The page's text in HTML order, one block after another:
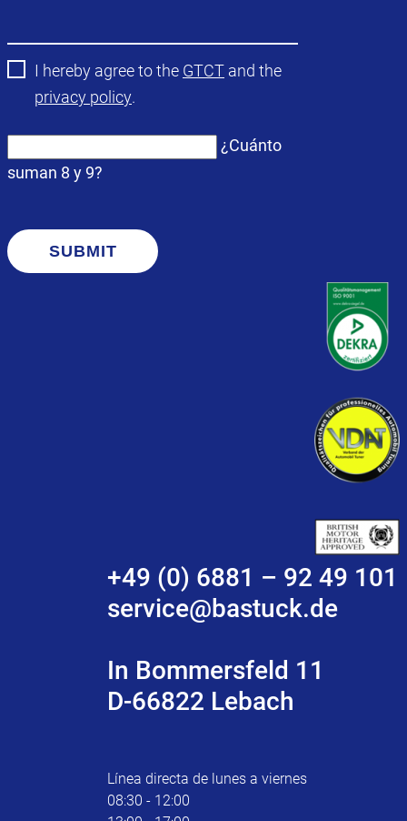
I hereby agree to the GTCT and the
privacy policy.
¿Cuánto
suman 8 y 9?
SUBMIT
+49 (0) 6881 – 92 49 101
service@bastuck.de
In Bommersfeld 11
D-66822 Lebach
Línea directa de lunes a viernes
08:30 - 12:00